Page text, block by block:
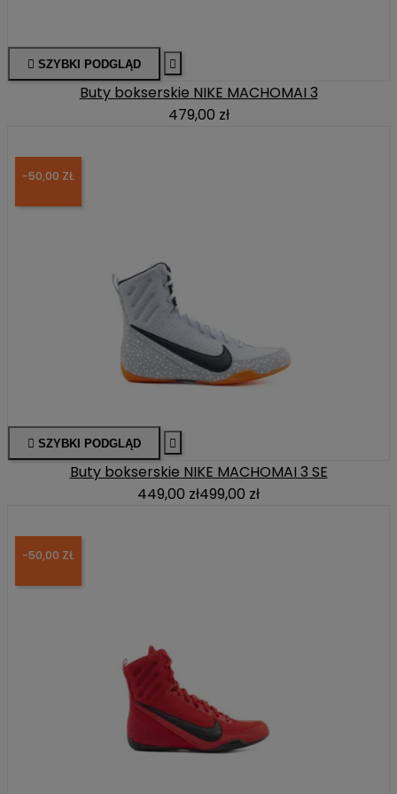
 SZYBKI PODGLĄD 
Buty bokserskie NIKE MACHOMAI 3
479,00 zł
-50,00 ZŁ
 SZYBKI PODGLĄD 
Buty bokserskie NIKE MACHOMAI 3 SE
449,00 zł499,00 zł
-50,00 ZŁ